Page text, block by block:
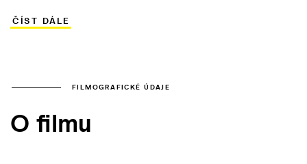
nedokáže tolerovat chování matky (Jaroslava
problémy nikoho nezajímají… Škola hříšníků režiséra
roce 1965 představovala pokus o kritiku morálního a
ČÍST DÁLE
FILMOGRAFICKÉ ÚDAJE
O filmu